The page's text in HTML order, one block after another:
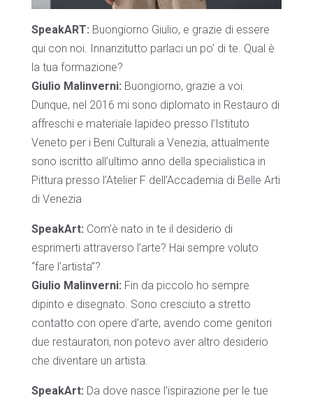
SpeakART: Buongiorno Giulio, e grazie di essere
qui con noi. Innanzitutto parlaci un po’ di te. Qual è
la tua formazione?
Giulio Malinverni: Buongiorno, grazie a voi.
Dunque, nel 2016 mi sono diplomato in Restauro di
affreschi e materiale lapideo presso l’Istituto
Veneto per i Beni Culturali a Venezia, attualmente
sono iscritto all’ultimo anno della specialistica in
Pittura presso l’Atelier F dell’Accademia di Belle Arti
di Venezia
SpeakArt: Com’è nato in te il desiderio di
esprimerti attraverso l’arte? Hai sempre voluto
“fare l’artista”?
Giulio Malinverni: Fin da piccolo ho sempre
dipinto e disegnato. Sono cresciuto a stretto
contatto con opere d’arte, avendo come genitori
due restauratori, non potevo aver altro desiderio
che diventare un artista.
SpeakArt: Da dove nasce l’ispirazione per le tue